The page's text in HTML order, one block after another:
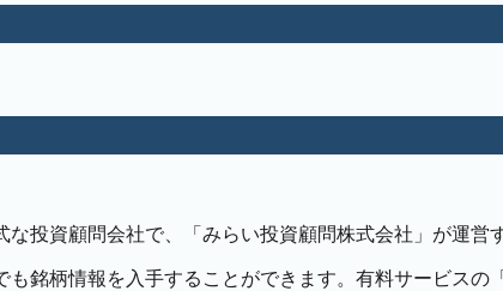
投資顧問会社で、「みらい投資顧問株式会社」が運営
銘柄情報を入手することができます。有料サービス